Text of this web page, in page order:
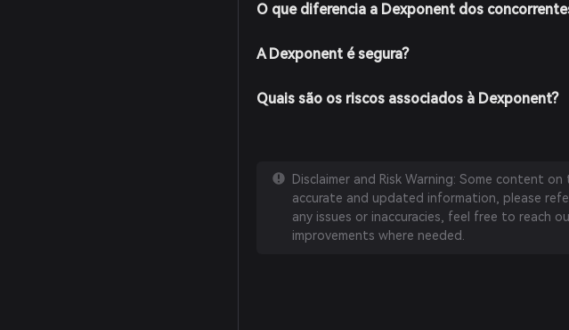
O que diferencia a Dexponent dos
A Dexponent é segura?
Quais são os riscos associados à Dexponent?
Disclaimer and Risk Warning: Some content
accurate and updated information, please
any issues or inaccuracies, feel free to reach
improvements where needed.